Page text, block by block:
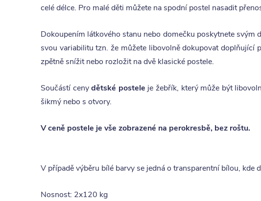
celé délce. Pro malé děti můžete na spodní postel nasadit
Dokoupením látkového stanu nebo domečku poskytnete
svou variabilitu tzn. že můžete libovolně dokupovat doplňující
zpětně snížit nebo rozložit na dvě klasické postele.
Součástí cenydětské postele je žebřík, který může být
šikmý nebo s otvory.
V ceně postele je vše zobrazené na perokresbě, bez roštu.
V případě výběru bílé barvy se jedná o transparentní bílou,
Nosnost: 2x120 kg